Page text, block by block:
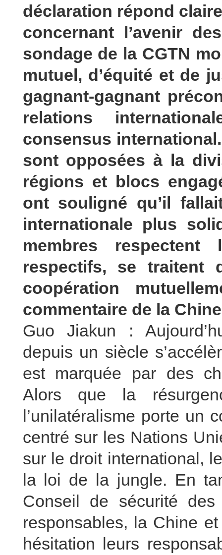
déclaration répond
concernant l’avenir
sondage de la CGTN
mutuel, d’équité et de
gagnant-gagnant
relations
consensus
sont opposées à la
régions et blocs
ont souligné qu’il
internationale plus
membres respectent
respectifs, se traitent
coopération
commentaire de la
Guo Jiakun :
depuis un siècle
est marquée par des
Alors que la
l’unilatéralisme porte un
centré sur les Nations
sur le droit international,
la loi de la jungle. En
Conseil de sécurité
responsables, la Chine
hésitation leurs